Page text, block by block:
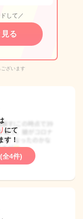
して／
る
ざいます
にて
す！
全4件)